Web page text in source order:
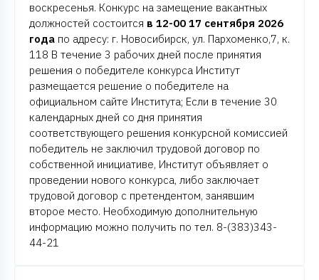
воскресенья. Конкурс на замещение вакантных
должностей состоится в 12-00 17 сентября 2026
года по адресу: г. Новосибирск, ул. Пархоменко,7, к.
118 В течение 3 рабочих дней после принятия
решения о победителе конкурса Институт
размещается решение о победителе на
официальном сайте Института; Если в течение 30
календарных дней со дня принятия
соответствующего решения конкурсной комиссией
победитель не заключил трудовой договор по
собственной инициативе, Институт объявляет о
проведении нового конкурса, либо заключает
трудовой договор с претендентом, занявшим
второе место. Необходимую дополнительную
информацию можно получить по тел. 8-(383)343-
44-21